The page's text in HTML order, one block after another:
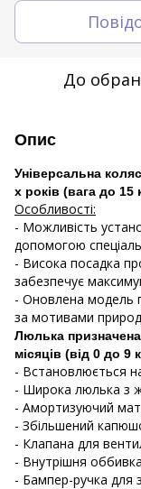
До
Опис
Універсальна
х років (вага до 15
Особливості:
- Можливість
допомогою
- Висока посадка
забезпечує
- Оновлена ​​модель
за мотивами
Люлька
місяців (від 0 до 9
- Встановлюється
- Широка люлька з
- Амортизуючий
- Збільшений
- Клапана для
- Внутрішня
- Бампер-ручка для